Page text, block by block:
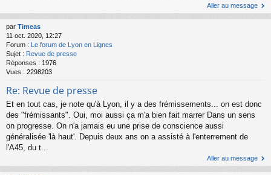
Aller au message
par Timeas
11 oct. 2020, 12:27
Forum : Le forum de Lyon en Lignes
Sujet : Revue de presse
Réponses : 1976
Vues : 2298203
Re: Revue de presse
Et en tout cas, je note qu'à Lyon, il y a des frémissements... on est donc
des "frémissants". Oui, moi aussi ça m'a bien fait marrer Dans un sens
on progresse. On n'a jamais eu une prise de conscience aussi
généralisée 'là haut'. Depuis deux ans on a assisté à l'enterrement de
l'A45, du t...
Aller au message